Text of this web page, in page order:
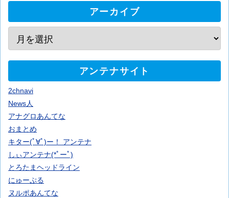
アーカイブ
アンテナサイト
2chnavi
News人
アナグロあんてな
おまとめ
キター(ﾟ∀ﾟ)ー！ アンテナ
しぃアンテナ(*ﾟーﾟ)
とろたまヘッドライン
にゅーぷる
ヌルポあんてな